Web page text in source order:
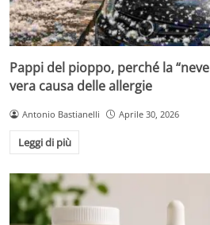
Pappi del pioppo, perché la
vera causa delle allergie
Antonio Bastianelli Aprile 30, 2026
Leggi di più